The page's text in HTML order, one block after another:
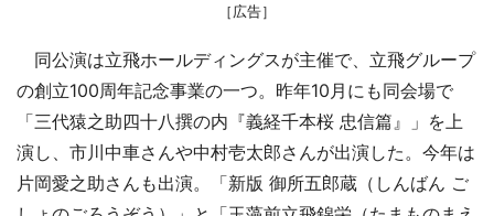
［広告］
同公演は立飛ホールディングスが主催で、立飛グループ
の創立100周年記念事業の一つ。昨年10月にも同会場で
「三代猿之助四十八撰の内『義経千本桜 忠信篇』」を上
演し、市川中車さんや中村壱太郎さんが出演した。今年は
片岡愛之助さんも出演。「新版 御所五郎蔵（しんばん ご